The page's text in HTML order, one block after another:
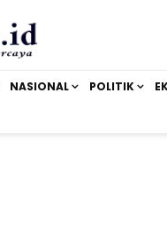
NASIONAL POLITIK